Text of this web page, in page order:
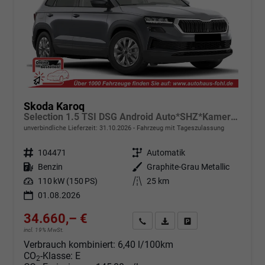
Skoda Karoq
Selection 1.5 TSI DSG Android Auto*SHZ*Kamera*PDC v/h*Klimaauto*SUNSET*LED
unverbindliche Lieferzeit: 31.10.2026 Fahrzeug mit Tageszulassung
Fahrzeugnr. 104471 Getriebe Automatik
Kraftstoff Benzin Außenfarbe
Graphite-Grau Metallic
Leistung 110 kW (150 PS) Kilometerstand 25 km
01.08.2026
34.660,– €
incl. 19% MwSt.
Angebot anfordern
Fahrzeugexpose (PDF)
Verbrauch kombiniert: 6,40 l/100km
CO2-Klasse: E